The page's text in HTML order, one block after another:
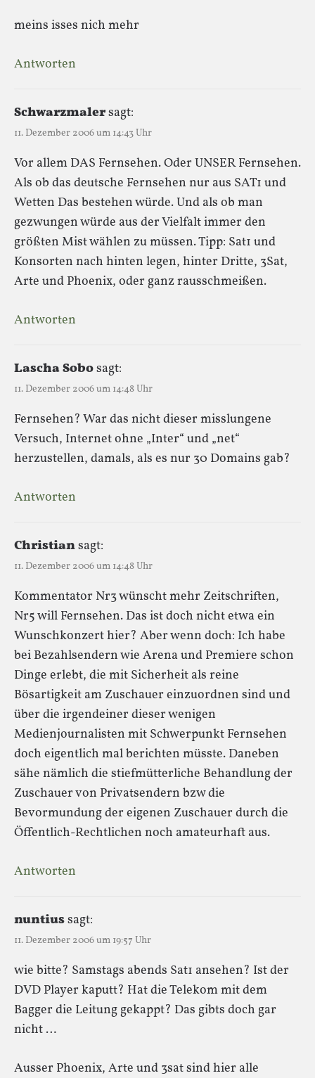
meins isses nich mehr
Antworten
Schwarzmalersagt:
11. Dezember 2006 um 14:43 Uhr
Vor allem DAS Fernsehen. Oder UNSER Fernsehen.
Als ob das deutsche Fernsehen nur aus SAT1 und
Wetten Das bestehen würde. Und als ob man
gezwungen würde aus der Vielfalt immer den
größten Mist wählen zu müssen. Tipp: Sat1 und
Konsorten nach hinten legen, hinter Dritte, 3Sat,
Arte und Phoenix, oder ganz rausschmeißen.
Antworten
Lascha Sobosagt:
11. Dezember 2006 um 14:48 Uhr
Fernsehen? War das nicht dieser misslungene
Versuch, Internet ohne „Inter“ und „net“
herzustellen, damals, als es nur 30 Domains gab?
Antworten
Christiansagt:
11. Dezember 2006 um 14:48 Uhr
Kommentator Nr3 wünscht mehr Zeitschriften,
Nr5 will Fernsehen. Das ist doch nicht etwa ein
Wunschkonzert hier? Aber wenn doch: Ich habe
bei Bezahlsendern wie Arena und Premiere schon
Dinge erlebt, die mit Sicherheit als reine
Bösartigkeit am Zuschauer einzuordnen sind und
über die irgendeiner dieser wenigen
Medienjournalisten mit Schwerpunkt Fernsehen
doch eigentlich mal berichten müsste. Daneben
sähe nämlich die stiefmütterliche Behandlung der
Zuschauer von Privatsendern bzw die
Bevormundung der eigenen Zuschauer durch die
Öffentlich-Rechtlichen noch amateurhaft aus.
Antworten
nuntiussagt:
11. Dezember 2006 um 19:57 Uhr
wie bitte? Samstags abends Sat1 ansehen? Ist der
DVD Player kaputt? Hat die Telekom mit dem
Bagger die Leitung gekappt? Das gibts doch gar
nicht …
Ausser Phoenix, Arte und 3sat sind hier alle